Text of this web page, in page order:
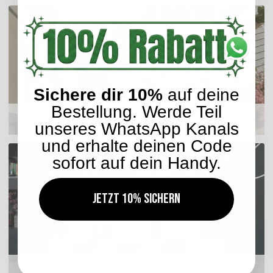
Sitzkissen
Sichere dir 10% auf deine
Bestellung. Werde Teil
unseres WhatsApp Kanals
und erhalte deinen Code
sofort auf dein Handy.
Jetzt 10% sichern